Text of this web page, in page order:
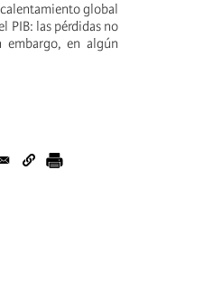
global
PIB: las pérdidas no
embargo, en algún